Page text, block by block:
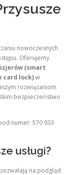
nowoczesnych
Oferujemy
(smart
card lock)w
rozwiązaniom
bezpieczeństwo
numer: 570 933
usługi?
na podgląd